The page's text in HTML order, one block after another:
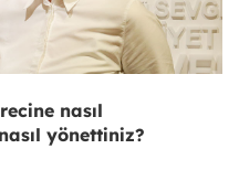
nasıl
yönettiniz?